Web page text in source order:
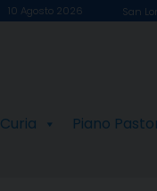
10 Agosto 2026 San
Curia Piano